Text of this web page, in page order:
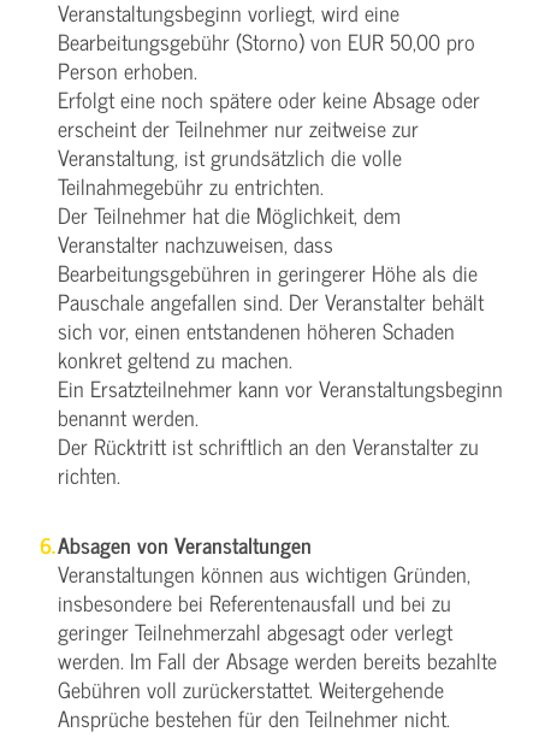
Veranstaltungsbeginn vorliegt, wird eine
Bearbeitungsgebühr (Storno) von EUR 50,00 pro
Person erhoben.
Erfolgt eine noch spätere oder keine Absage oder
erscheint der Teilnehmer nur zeitweise zur
Veranstaltung, ist grundsätzlich die volle
Teilnahmegebühr zu entrichten.
Der Teilnehmer hat die Möglichkeit, dem
Veranstalter nachzuweisen, dass
Bearbeitungsgebühren in geringerer Höhe als die
Pauschale angefallen sind. Der Veranstalter behält
sich vor, einen entstandenen höheren Schaden
konkret geltend zu machen.
Ein Ersatzteilnehmer kann vor Veranstaltungsbeginn
benannt werden.
Der Rücktritt ist schriftlich an den Veranstalter zu
richten.
Absagen von Veranstaltungen
Veranstaltungen können aus wichtigen Gründen,
insbesondere bei Referentenausfall und bei zu
geringer Teilnehmerzahl abgesagt oder verlegt
werden. Im Fall der Absage werden bereits bezahlte
Gebühren voll zurückerstattet. Weitergehende
Ansprüche bestehen für den Teilnehmer nicht.